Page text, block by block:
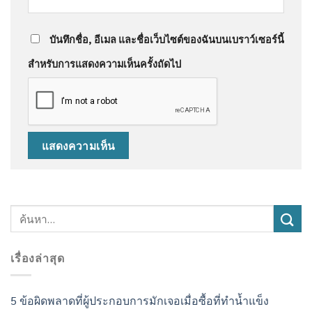
บันทึกชื่อ, อีเมล และชื่อเว็บไซต์ของฉันบนเบราว์เซอร์นี้
สำหรับการแสดงความเห็นครั้งถัดไป
เรื่องล่าสุด
5 ข้อผิดพลาดที่ผู้ประกอบการมักเจอเมื่อซื้อที่ทำน้ำแข็ง